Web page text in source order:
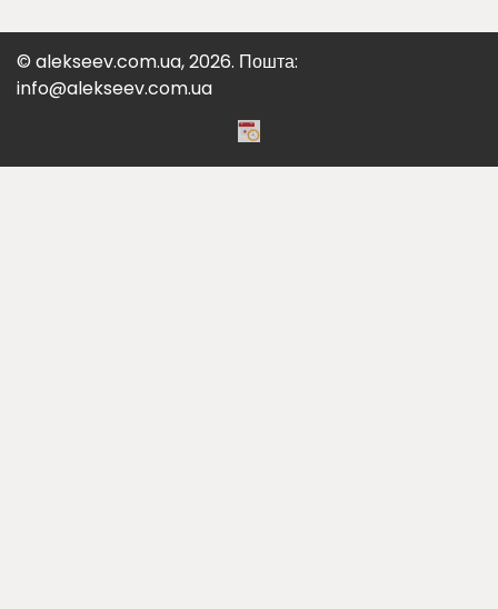
© alekseev.com.ua, 2026. Пошта:
info@alekseev.com.ua